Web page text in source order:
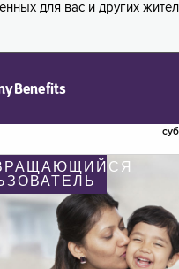
для вас и других